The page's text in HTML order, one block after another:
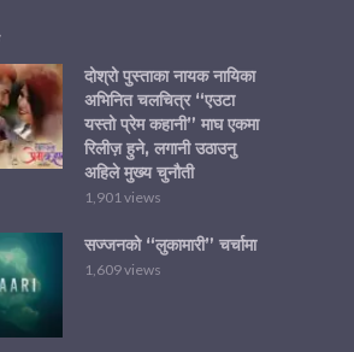
दोश्रो पुस्ताका नायक नायिका
अभिनित चलचित्र “एउटा
यस्तो प्रेम कहानी” माघ एकमा
रिलीज़ हुने, लगानी उठाउनु
अहिले मुख्य चुनौती
1,901 views
सज्जनको “लुकामारी” चर्चामा
1,609 views